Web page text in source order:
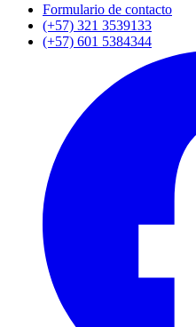
Formulario de contacto
(+57) 321 3539133
(+57) 601 5384344